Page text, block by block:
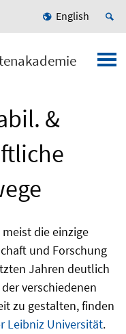
English
&
die einzige
und Forschung
Jahren deutlich
verschiedenen
zu gestalten, finden
Leibniz Universität.